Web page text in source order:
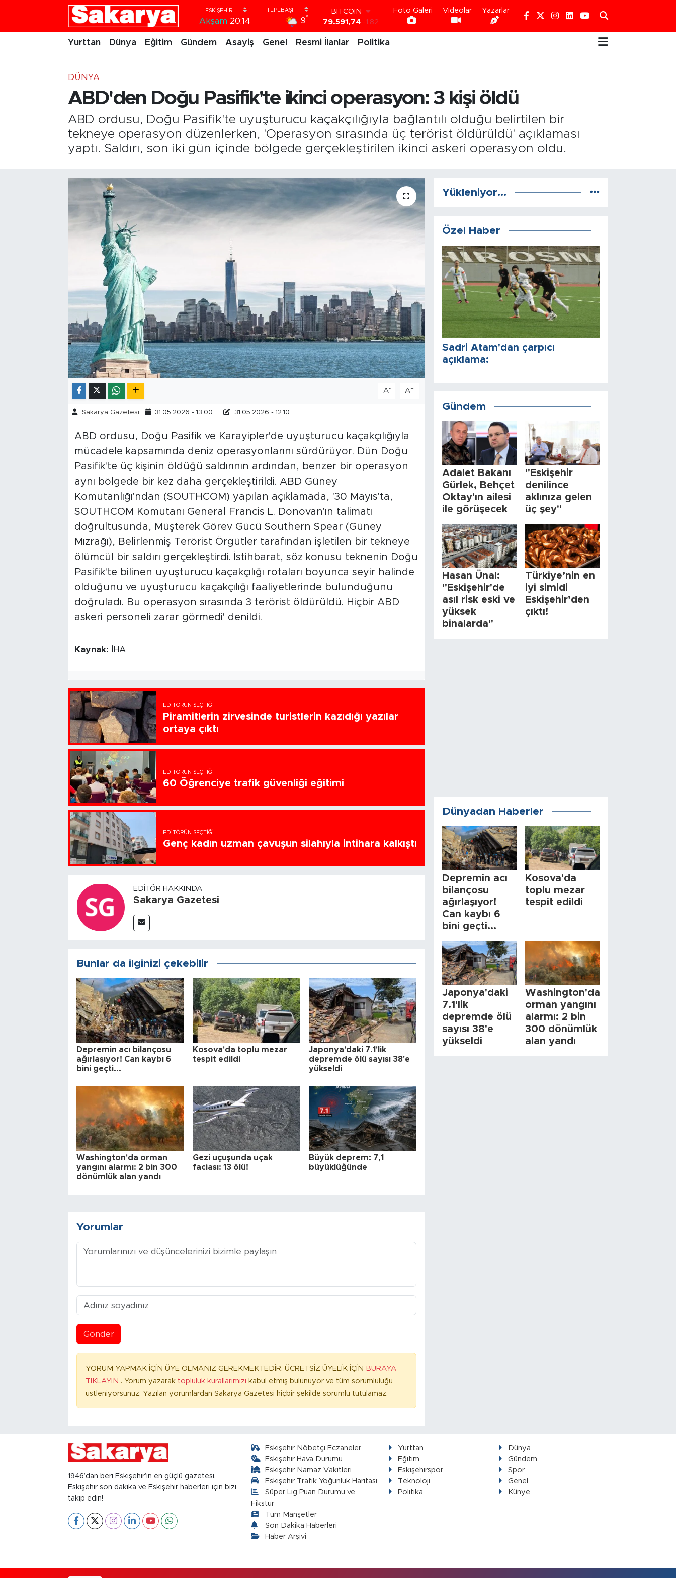
Akşam 20:14 9°
79.591,74
-1.82
DOLAR
45,43620 0.02
EURO
6862,09000 0.19
BİST100
14.598,00 0
Foto Galeri Videolar Yazarlar
Yurttan Dünya Eğitim Gündem Asayiş Genel Resmi İlanlar Politika
DÜNYA
ABD'den Doğu Pasifik'te ikinci operasyon: 3 kişi öldü
ABD ordusu, Doğu Pasifik'te uyuşturucu kaçakçılığıyla bağlantılı olduğu belirtilen bir
tekneye operasyon düzenlerken, 'Operasyon sırasında üç terörist öldürüldü' açıklaması
yaptı. Saldırı, son iki gün içinde bölgede gerçekleştirilen ikinci askeri operasyon oldu.
A- A+
Sakarya Gazetesi 31.05.2026 - 13:00 31.05.2026 - 12:10
ABD ordusu, Doğu Pasifik ve Karayipler'de uyuşturucu kaçakçılığıyla
mücadele kapsamında deniz operasyonlarını sürdürüyor. Dün Doğu
Pasifik'te üç kişinin öldüğü saldırının ardından, benzer bir operasyon
aynı bölgede bir kez daha gerçekleştirildi. ABD Güney
Komutanlığı'ndan (SOUTHCOM) yapılan açıklamada, '30 Mayıs'ta,
SOUTHCOM Komutanı General Francis L. Donovan'ın talimatı
doğrultusunda, Müşterek Görev Gücü Southern Spear (Güney
Mızrağı), Belirlenmiş Terörist Örgütler tarafından işletilen bir tekneye
ölümcül bir saldırı gerçekleştirdi. İstihbarat, söz konusu teknenin Doğu
Pasifik'te bilinen uyuşturucu kaçakçılığı rotaları boyunca seyir halinde
olduğunu ve uyuşturucu kaçakçılığı faaliyetlerinde bulunduğunu
doğruladı. Bu operasyon sırasında 3 terörist öldürüldü. Hiçbir ABD
askeri personeli zarar görmedi' denildi.
Kaynak: İHA
EDITÖRÜN SEÇTIĞI
Piramitlerin zirvesinde turistlerin kazıdığı yazılar
ortaya çıktı
EDITÖRÜN SEÇTIĞI
60 Öğrenciye trafik güvenliği eğitimi
EDITÖRÜN SEÇTIĞI
Genç kadın uzman çavuşun silahıyla intihara kalkıştı
EDITÖR HAKKINDA
Sakarya Gazetesi
Bunlar da ilginizi çekebilir
Depremin acı bilançosu
ağırlaşıyor! Can kaybı 6
bini geçti...
Kosova'da toplu mezar
tespit edildi
Japonya'daki 7.1'lik
depremde ölü sayısı 38'e
yükseldi
Washington'da orman
yangını alarmı: 2 bin 300
dönümlük alan yandı
Gezi uçuşunda uçak
faciası: 13 ölü!
Büyük deprem: 7,1
büyüklüğünde
Yorumlar
Gönder
YORUM YAPMAK İÇİN ÜYE OLMANIZ GEREKMEKTEDİR. ÜCRETSİZ ÜYELİK İÇİN BURAYA
TIKLAYIN . Yorum yazarak topluluk kurallarımızı kabul etmiş bulunuyor ve tüm sorumluluğu
üstleniyorsunuz. Yazılan yorumlardan Sakarya Gazetesi hiçbir şekilde sorumlu tutulamaz.
Yükleniyor...
Özel Haber
Sadri Atam'dan çarpıcı
açıklama:
Gündem
Adalet Bakanı
Gürlek, Behçet
Oktay'ın ailesi
ile görüşecek
"Eskişehir
denilince
aklınıza gelen
üç şey"
Hasan Ünal:
"Eskişehir'de
asıl risk eski ve
yüksek
binalarda"
Türkiye’nin en
iyi simidi
Eskişehir’den
çıktı!
Dünyadan Haberler
Depremin acı
bilançosu
ağırlaşıyor!
Can kaybı 6
bini geçti...
Kosova'da
toplu mezar
tespit edildi
Japonya'daki
7.1'lik
depremde ölü
sayısı 38'e
yükseldi
Washington'da
orman yangını
alarmı: 2 bin
300 dönümlük
alan yandı
1946’dan beri Eskişehir’in en güçlü gazetesi,
Eskişehir son dakika ve Eskişehir haberleri için bizi
takip edin!
Eskişehir Nöbetçi Eczaneler
Eskişehir Hava Durumu
Eskişehir Namaz Vakitleri
Eskişehir Trafik Yoğunluk Haritası
Süper Lig Puan Durumu ve
Fikstür
Tüm Manşetler
Son Dakika Haberleri
Haber Arşivi
Yurttan
Dünya
Eğitim
Gündem
Eskişehirspor
Spor
Teknoloji
Genel
Politika
Künye
Eskişehirspor
Kültür Sanat
Teknoloji
Eskişehir Nöbetçi Eczaneler
Eskişehir Namaz Vakitleri
Eskişehir Trafik Yoğunluk Haritası
Süper Lig Puan Durumu ve Fikstür
Son Dakika Haberleri
Haber Arşivi